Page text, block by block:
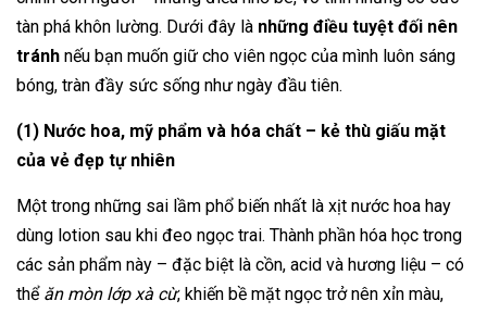
tàn phá khôn lường. Dưới đây là những điều tuyệt đối nên
tránh nếu bạn muốn giữ cho viên ngọc của mình luôn sáng
bóng, tràn đầy sức sống như ngày đầu tiên.
(1) Nước hoa, mỹ phẩm và hóa chất – kẻ thù giấu mặt
của vẻ đẹp tự nhiên
Một trong những sai lầm phổ biến nhất là xịt nước hoa hay
dùng lotion sau khi đeo ngọc trai. Thành phần hóa học trong
các sản phẩm này – đặc biệt là cồn, acid và hương liệu – có
thể ăn mòn lớp xà cừ, khiến bề mặt ngọc trở nên xỉn màu,